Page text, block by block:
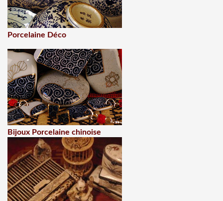
Porcelaine Déco
Bijoux Porcelaine chinoise